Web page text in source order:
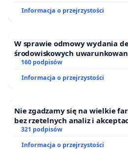
Informacja o przejrzystości
W sprawie odmowy wydania
środowiskowych
zakładu wytwarzania
Ostrowiu Południowym oraz
Puszczy Knyszyńskiej
160 podpisów
Informacja o przejrzystości
Nie zgadzamy się na wielkie
bez rzetelnych analiz i
321 podpisów
Informacja o przejrzystości